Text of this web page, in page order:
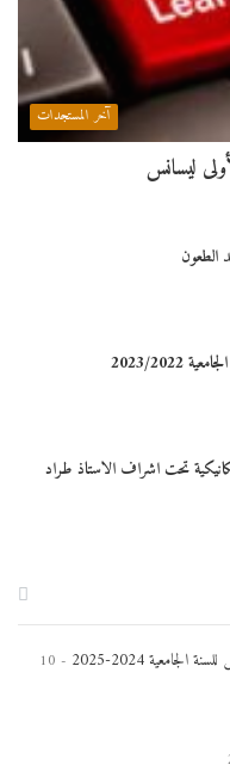
آخر المستجدات
ليسانس
الطعون
2022
تحت اشراف الاستاذ طراد
2024-2025
10